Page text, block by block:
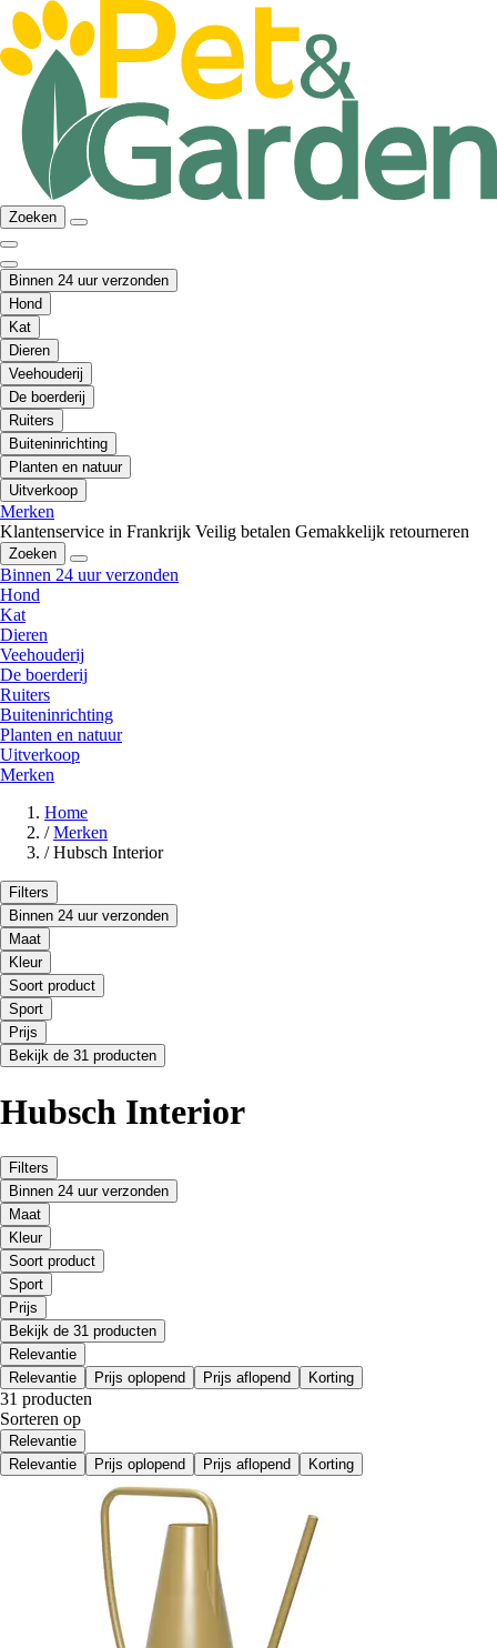
Zoeken
Binnen 24 uur verzonden
Hond
Kat
Dieren
Veehouderij
De boerderij
Ruiters
Buiteninrichting
Planten en natuur
Uitverkoop
Merken
Klantenservice in Frankrijk Veilig betalen Gemakkelijk retourneren
Zoeken
Binnen 24 uur verzonden
Hond
Kat
Dieren
Veehouderij
De boerderij
Ruiters
Buiteninrichting
Planten en natuur
Uitverkoop
Merken
Home
/ Merken
/ Hubsch Interior
Filters
Binnen 24 uur verzonden
Maat
Kleur
Soort product
Sport
Prijs
Bekijk de 31 producten
Hubsch Interior
Filters
Binnen 24 uur verzonden
Maat
Kleur
Soort product
Sport
Prijs
Bekijk de 31 producten
Relevantie
Relevantie
Prijs oplopend Prijs aflopend Korting
31 producten
Sorteren op
Relevantie
Relevantie
Prijs oplopend Prijs aflopend Korting